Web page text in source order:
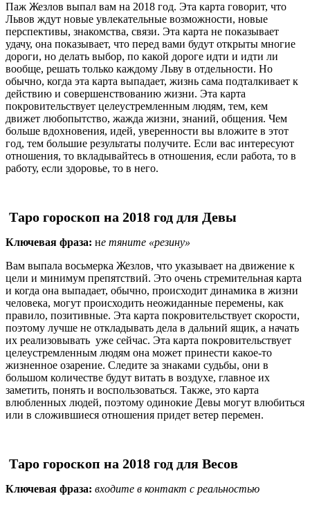
Паж Жезлов выпал вам на 2018 год. Эта карта говорит, что
Львов ждут новые увлекательные возможности, новые
перспективы, знакомства, связи. Эта карта не показывает
удачу, она показывает, что перед вами будут открыты многие
дороги, но делать выбор, по какой дороге идти и идти ли
вообще, решать только каждому Льву в отдельности. Но
обычно, когда эта карта выпадает, жизнь сама подталкивает к
действию и совершенствованию жизни. Эта карта
покровительствует целеустремленным людям, тем, кем
движет любопытство, жажда жизни, знаний, общения. Чем
больше вдохновения, идей, уверенности вы вложите в этот
год, тем большие результаты получите. Если вас интересуют
отношения, то вкладывайтесь в отношения, если работа, то в
работу, если здоровье, то в него.
Таро гороскоп на 2018 год для Девы
Ключевая фраза: не тяните «резину»
Вам выпала восьмерка Жезлов, что указывает на движение к
цели и минимум препятствий. Это очень стремительная карта
и когда она выпадает, обычно, происходит динамика в жизни
человека, могут происходить неожиданные перемены, как
правило, позитивные. Эта карта покровительствует скорости,
поэтому лучше не откладывать дела в дальний ящик, а начать
их реализовывать уже сейчас. Эта карта покровительствует
целеустремленным людям она может принести какое-то
жизненное озарение. Следите за знаками судьбы, они в
большом количестве будут витать в воздухе, главное их
заметить, понять и воспользоваться. Также, это карта
влюбленных людей, поэтому одинокие Девы могут влюбиться
или в сложившиеся отношения придет ветер перемен.
Таро гороскоп на 2018 год для Весов
Ключевая фраза: входите в контакт с реальностью